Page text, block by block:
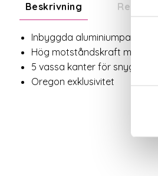
Beskrivning
Inbyggda
Hög motståndskraft mot
5 vassa kanter för snygg
Oregon exklusivitet